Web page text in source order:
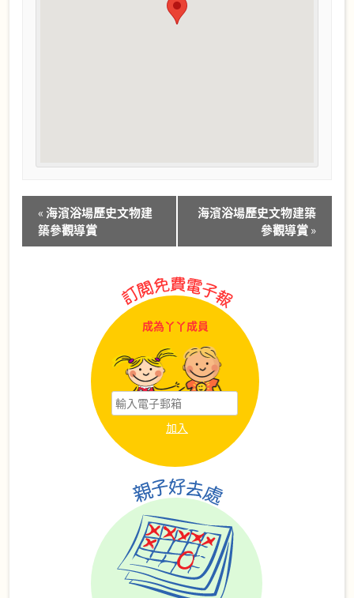
Event
Navigation
« 海濱浴場歷史文物建
築參觀導賞
海濱浴場歷史文物建築
參觀導賞»
成為丫丫成員